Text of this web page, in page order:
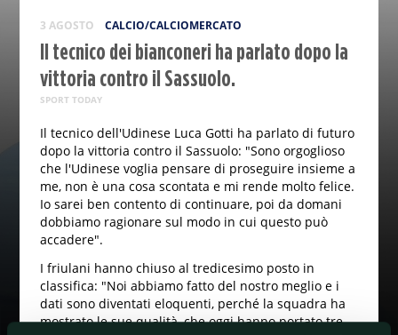
3 AGOSTO CALCIO/CALCIOMERCATO
Il tecnico dei bianconeri ha parlato dopo la
vittoria contro il Sassuolo.
SPORT TODAY
Il tecnico dell'Udinese Luca Gotti ha parlato di futuro
dopo la vittoria contro il Sassuolo: "Sono orgoglioso
che l'Udinese voglia pensare di proseguire insieme a
me, non è una cosa scontata e mi rende molto felice.
Io sarei ben contento di continuare, poi da domani
dobbiamo ragionare sul modo in cui questo può
accadere".
I friulani hanno chiuso al tredicesimo posto in
classifica: "Noi abbiamo fatto del nostro meglio e i
dati sono diventati eloquenti, perché la squadra ha
mostrato le sue qualità, che oggi hanno portato tre